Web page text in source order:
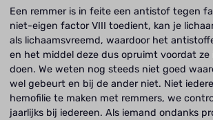
Een remmer is in feite een antistof tegen
niet-eigen factor VIII toedient, kan je
als lichaamsvreemd, waardoor het
en het middel deze dus opruimt voordat ze
doen. We weten nog steeds niet goed
wel gebeurt en bij de ander niet. Niet
hemofilie te maken met remmers, we
jaarlijks bij iedereen. Als iemand ondanks